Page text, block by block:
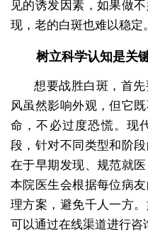
见的诱发因素，如果做
现，老的白斑也难以稳定。
树立科学认知是关
想要战胜白斑，首
风虽然影响外观，但它
命，不必过度恐慌。现
段，针对不同类型和阶
在于早期发现、规范就
本院医生会根据每位病
理方案，避免千人一方
可以通过在线渠道进行咨